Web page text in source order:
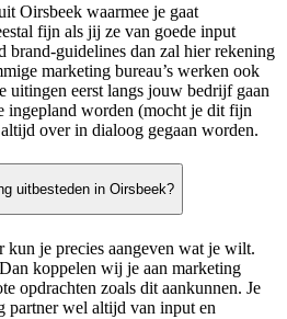
Oirsbeek waarmee je gaat
fijn als jij ze van goede input
brand-guidelines dan zal hier rekening
marketing bureau’s werken ook
uitingen eerst langs jouw bedrijf gaan
ingepland worden (mocht je dit fijn
over in dialoog gegaan worden.
uitbesteden in Oirsbeek?
kun je precies aangeven wat je wilt.
koppelen wij je aan marketing
opdrachten zoals dit aankunnen. Je
partner wel altijd van input en